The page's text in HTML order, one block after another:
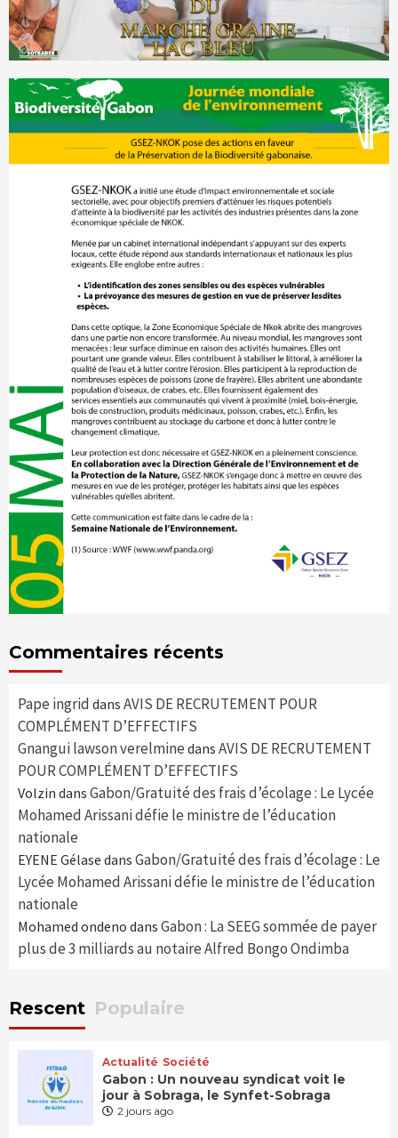
Commentaires récents
Pape ingrid dans AVIS DE RECRUTEMENT POUR
COMPLÉMENT D’EFFECTIFS
Gnangui lawson verelmine dans AVIS DE RECRUTEMENT
POUR COMPLÉMENT D’EFFECTIFS
Volzin dans Gabon/Gratuité des frais d’écolage : Le Lycée
Mohamed Arissani défie le ministre de l’éducation
nationale
EYENE Gélase dans Gabon/Gratuité des frais d’écolage : Le
Lycée Mohamed Arissani défie le ministre de l’éducation
nationale
Mohamed ondeno dans Gabon : La SEEG sommée de payer
plus de 3 milliards au notaire Alfred Bongo Ondimba
Rescent Populaire
Actualité Société
Gabon : Un nouveau syndicat voit le
jour à Sobraga, le Synfet-Sobraga
2 jours ago